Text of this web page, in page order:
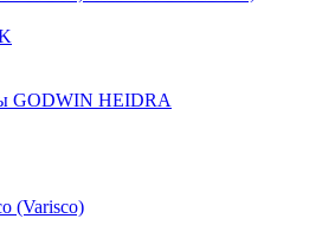
GODWIN HEIDRA
(Varisco)